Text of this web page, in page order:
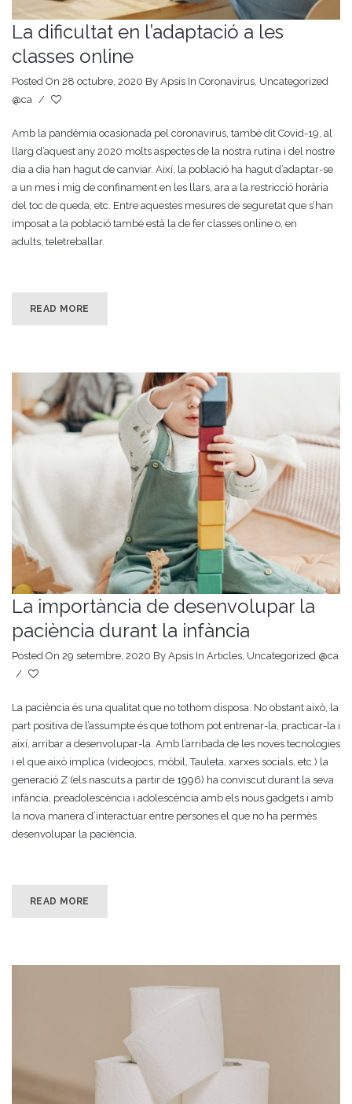
La dificultat en l’adaptació a les
classes online
Posted On 28 octubre, 2020 By Apsis In Coronavirus, Uncategorized
@ca /
Amb la pandèmia ocasionada pel coronavirus, també dit Covid-19, al
llarg d’aquest any 2020 molts aspectes de la nostra rutina i del nostre
dia a dia han hagut de canviar. Així, la població ha hagut d’adaptar-se
a un mes i mig de confinament en les llars, ara a la restricció horària
del toc de queda, etc. Entre aquestes mesures de seguretat que s’han
imposat a la població també està la de fer classes online o, en
adults, teletreballar.
READ MORE
La importància de desenvolupar la
paciència durant la infància
Posted On 29 setembre, 2020 By Apsis In Articles, Uncategorized @ca
/
La paciència és una qualitat que no tothom disposa. No obstant això, la
part positiva de l’assumpte és que tothom pot entrenar-la, practicar-la i
així, arribar a desenvolupar-la. Amb l’arribada de les noves tecnologies
i el que això implica (videojocs, mòbil, Tauleta, xarxes socials, etc.) la
generació Z (els nascuts a partir de 1996) ha conviscut durant la seva
infància, preadolescència i adolescència amb els nous gadgets i amb
la nova manera d’interactuar entre persones el que no ha permès
desenvolupar la paciència.
READ MORE